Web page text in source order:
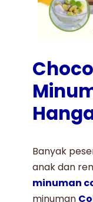
Banyak
anak dan
minuman
minuman